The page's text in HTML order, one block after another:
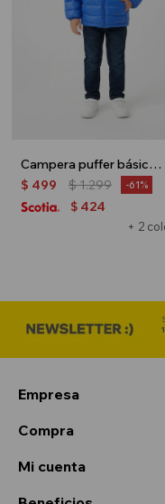
Campera puffer básica con capucha - UNISEX - Azul
+ 2
$ 499 $1.299 61
$ 424
Empresa
Compra
Mi cuenta